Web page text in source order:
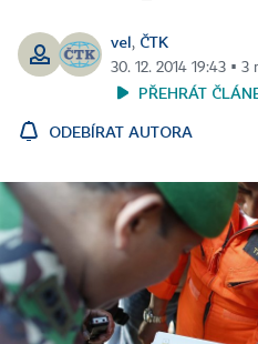
vel, ČTK
30. 12. 2014 19:43 ▪ 3
PŘEHRÁT
ODEBÍRAT AUTORA